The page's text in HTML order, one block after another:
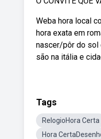
Weba hora local
hora exata em
nascer/pôr do sol
são na itália e
Tags
RelogioHora Certa
Hora